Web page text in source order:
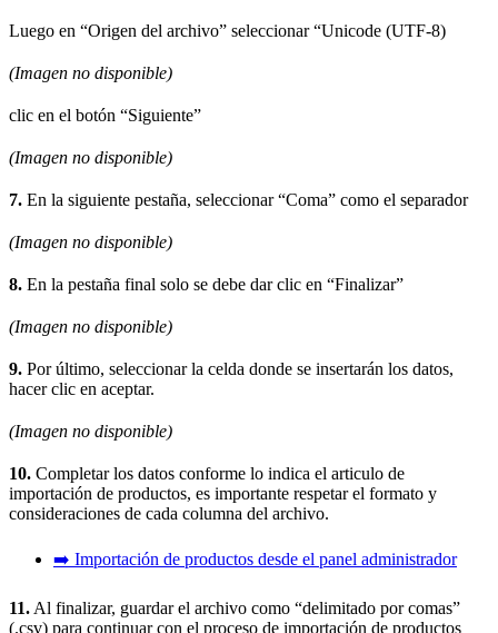
Luego en “Origen del archivo” seleccionar “Unicode (UTF-8)
(Imagen no disponible)
clic en el botón “Siguiente”
(Imagen no disponible)
7. En la siguiente pestaña, seleccionar “Coma” como el separador
(Imagen no disponible)
8. En la pestaña final solo se debe dar clic en “Finalizar”
(Imagen no disponible)
9. Por último, seleccionar la celda donde se insertarán los datos,
hacer clic en aceptar.
(Imagen no disponible)
10. Completar los datos conforme lo indica el articulo de
importación de productos, es importante respetar el formato y
consideraciones de cada columna del archivo.
➡️ Importación de productos desde el panel administrador
11. Al finalizar, guardar el archivo como “delimitado por comas”
(.csv) para continuar con el proceso de importación de productos